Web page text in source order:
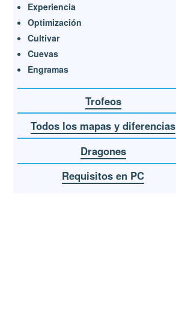
Experiencia
Optimización
Cultivar
Cuevas
Engramas
Trofeos
Todos los mapas y diferencias
Dragones
Requisitos en PC